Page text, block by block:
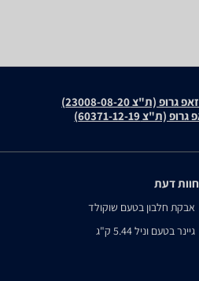
23008-08-20)
60371-12-19)
חוות דעת
אבקת חלבון בטעם שוקולד
גיינר בטעם וניל 5.44 ק"ג